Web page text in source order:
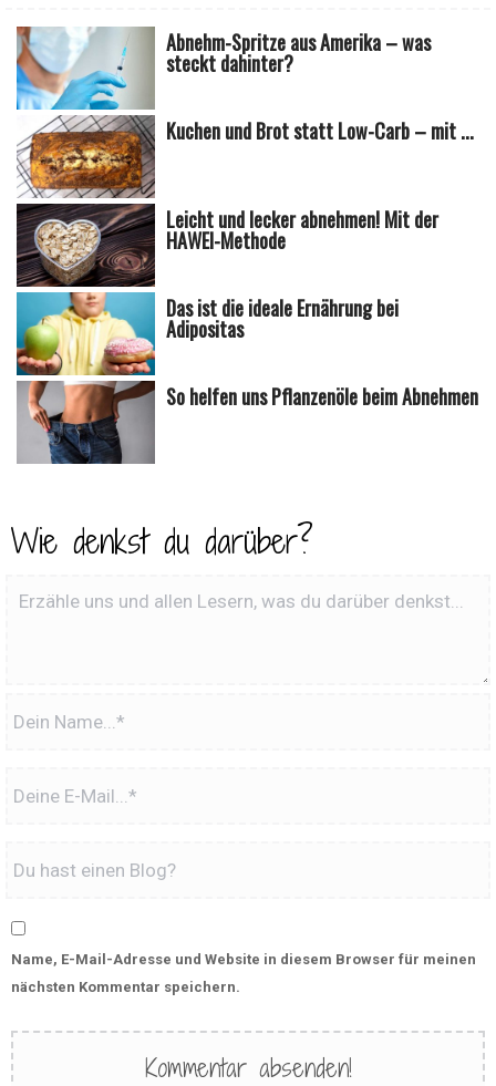
Abnehm-Spritze aus Amerika – was
steckt dahinter?
Kuchen und Brot statt Low-Carb – mit ...
Leicht und lecker abnehmen! Mit der
HAWEI-Methode
Das ist die ideale Ernährung bei
Adipositas
So helfen uns Pflanzenöle beim Abnehmen
Wie denkst du darüber?
Name, E-Mail-Adresse und Website in diesem Browser für meinen
nächsten Kommentar speichern.